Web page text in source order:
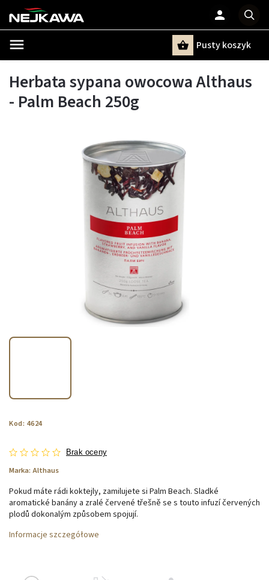
Pusty koszyk
Herbata sypana owocowa Althaus
- Palm Beach 250g
Kod: 4624
Brak oceny
Marka: Althaus
Pokud máte rádi koktejly, zamilujete si Palm Beach. Sladké
aromatické banány a zralé červené třešně se s touto infuzí červených
plodů dokonalým způsobem spojují.
Informacje szczegółowe